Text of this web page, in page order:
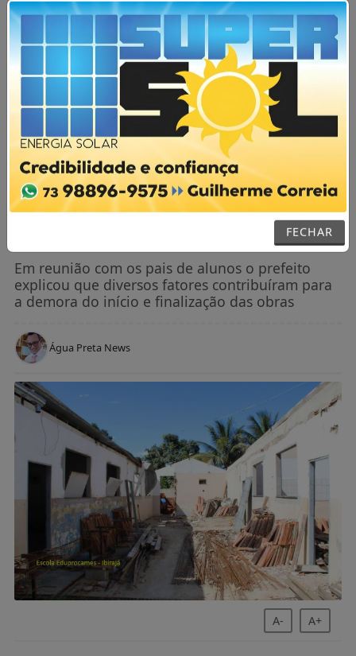
AGORA AO VIVO
FECHAR
NOTÍCIAS / POLÍTICA
Município recorre à decisão da Justiça
e mostra que retorno às aulas
presenciais é impossível no momento
Em reunião com os pais de alunos o prefeito
explicou que diversos fatores contribuíram para
a demora do início e finalização das obras
Água Preta News
A- A+